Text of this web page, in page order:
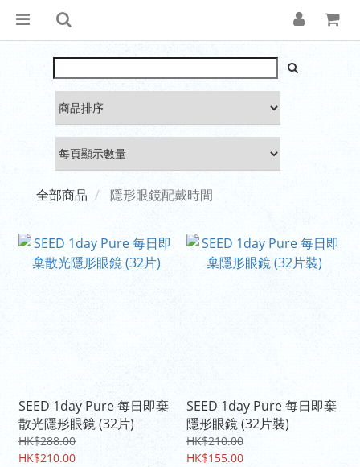
全部商品 隱形眼鏡配戴時間
SEED 1day Pure 每日即棄
散光隱形眼鏡 (32片)
HK$288.00
HK$210.00
SEED 1day Pure 每日即棄
隱形眼鏡 (32片裝)
HK$210.00
HK$155.00